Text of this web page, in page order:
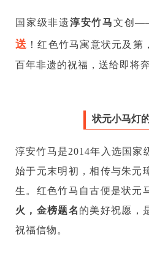
国家级非遗淳安竹马文创
送 ！红色竹马寓意状元及
百年非遗的祝福，送给即将
状元小马灯
淳安竹马是2014年入选国家
始于元末明初，相传与朱元
生。红色竹马自古便是状元
火，金榜题名 的美好祝愿，
祝福信物。